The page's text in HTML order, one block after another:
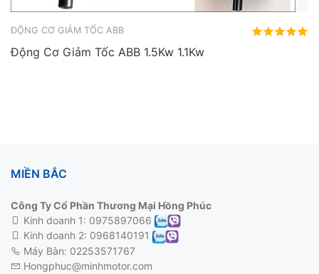
ĐỘNG CƠ GIẢM TỐC ABB
Động Cơ Giảm Tốc ABB 1.5Kw 1.1Kw
MIỀN BẮC
Công Ty Cổ Phần Thương Mại Hồng Phúc
Kinh doanh 1: 0975897066
Kinh doanh 2: 0968140191
Máy Bàn: 02253571767
Hongphuc@minhmotor.com